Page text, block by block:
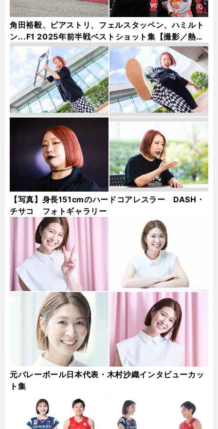
角田裕毅、ピアストリ、フェルスタッペン、ハミルト
ン...F1 2025年前半戦ベストショット集【撮影／熱田
護＆桜井淳雄】
【写真】身長151cmのハードコアレスラー DASH・
チサコ フォトギャラリー
元バレーボール日本代表・木村沙織インタビューカッ
ト集